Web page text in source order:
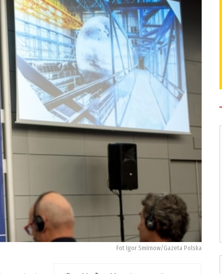
Fot Igor Smirnow/Gazeta Polska